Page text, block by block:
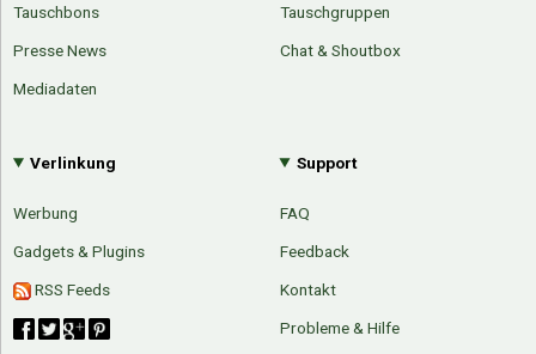
Tauschbons
Presse News
Mediadaten
Tauschgruppen
Chat & Shoutbox
Verlinkung
Werbung
Gadgets & Plugins
RSS Feeds
Support
FAQ
Feedback
Kontakt
Probleme & Hilfe